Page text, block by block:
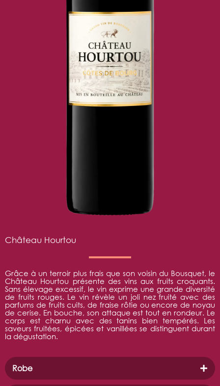
Château Hourtou
Grâce à un terroir plus frais que son voisin du Bousquet, le
Château Hourtou présente des vins aux fruits croquants.
Sans élevage excessif, le vin exprime une grande diversité
de fruits rouges. Le vin révèle un joli nez fruité avec des
parfums de fruits cuits, de fraise rôtie ou encore de noyau
de cerise. En bouche, son attaque est tout en rondeur. Le
corps est charnu avec des tanins bien tempérés. Les
saveurs fruitées, épicées et vanillées se distinguent durant
la dégustation.
Robe